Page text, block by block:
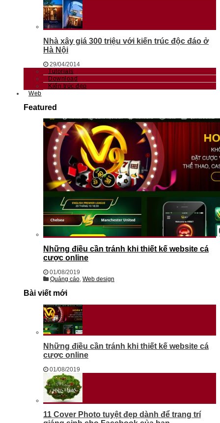
Nhà xây giá 300 triệu với kiến trúc độc đáo ở
Hà Nội
29/04/2014
Tutorials
Download
Kiến trúc đẹp
Web
Featured
Những điều cần tránh khi thiết kế website cá
cược online
01/08/2019
Quảng cáo, Web design
Bài viết mới
Những điều cần tránh khi thiết kế website cá
cược online
01/08/2019
11 Cover Photo tuyệt đẹp dành để trang trí